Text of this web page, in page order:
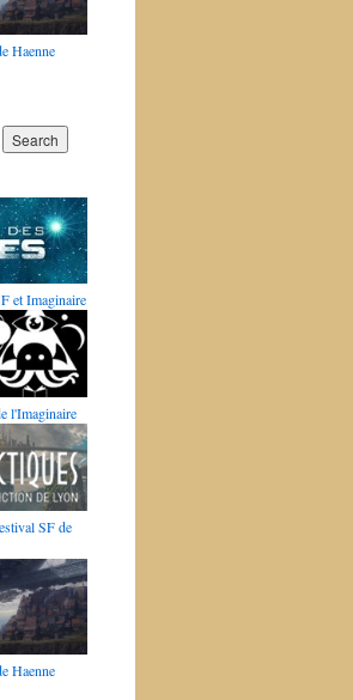
Haenne
et Imaginaire
l'Imaginaire
SF de
Haenne